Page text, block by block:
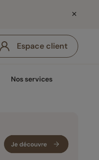
Espace client
Nos services